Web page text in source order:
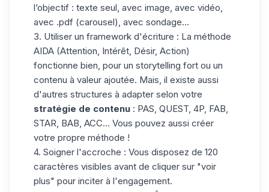
l’objectif : texte seul, avec image, avec vidéo,
avec .pdf (carousel), avec sondage...
3. Utiliser un framework d'écriture : La méthode
AIDA (Attention, Intérêt, Désir, Action)
fonctionne bien, pour un storytelling fort ou un
contenu à valeur ajoutée. Mais, il existe aussi
d'autres structures à adapter selon votre
stratégie de contenu : PAS, QUEST, 4P, FAB,
STAR, BAB, ACC... Vous pouvez aussi créer
votre propre méthode !
4. Soigner l'accroche : Vous disposez de 120
caractères visibles avant de cliquer sur "voir
plus" pour inciter à l'engagement.